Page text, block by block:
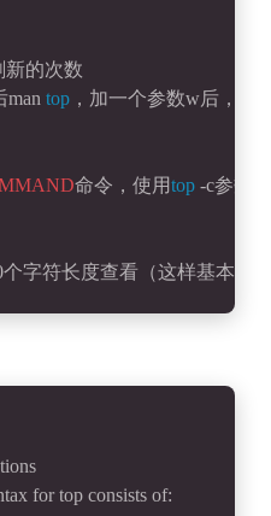
新的次数
man top ，加一个参数w后，完
命令，使用top -c参数
字符长度查看（这样基本可
for top consists of: